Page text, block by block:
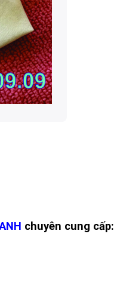
chuyên cung cấp: